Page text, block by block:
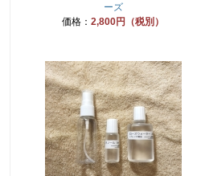
ーズ
価格： 2,800円（税別）